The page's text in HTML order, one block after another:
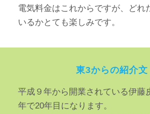
電気料金はこれからですが、どれ
いるかとても楽しみです。
東3からの紹介文
平成９年から開業されている伊藤
年で20年目になります。